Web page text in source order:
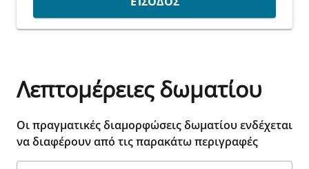
Λεπτομέρειες δωματίου
Οι πραγματικές διαμορφώσεις δωματίου ενδέχεται
να διαφέρουν από τις παρακάτω περιγραφές